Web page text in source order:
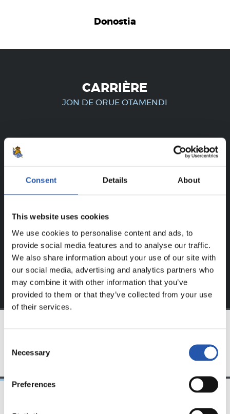
Consent Details About
This website uses cookies
We use cookies to personalise content and ads, to
provide social media features and to analyse our traffic.
We also share information about your use of our site with
our social media, advertising and analytics partners who
may combine it with other information that you’ve
provided to them or that they’ve collected from your use
of their services.
Selection
Necessary
Preferences
Donostia
CARRIÈRE
JON DE ORUE OTAMENDI
UNIQUEMENT POUR LES
Ce contenu est réservé aux utilisateurs enregistrés sur
contenu exclusif pour vous.